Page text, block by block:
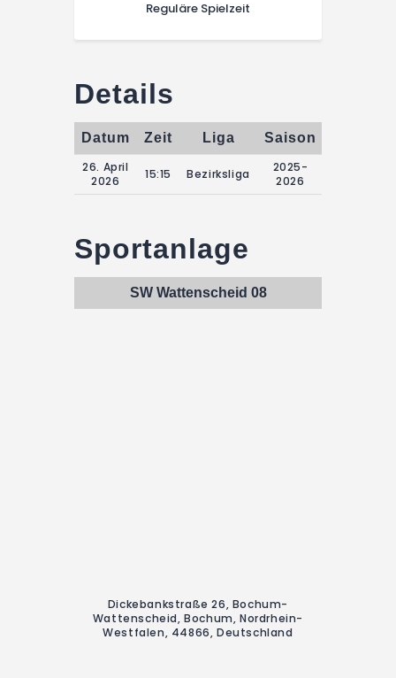
Reguläre Spielzeit
Details
Datum Zeit Liga Saison
26. April
2026
15:15 Bezirksliga
2025-
2026
Sportanlage
SW Wattenscheid 08
Dickebankstraße 26, Bochum-
Wattenscheid, Bochum, Nordrhein-
Westfalen, 44866, Deutschland